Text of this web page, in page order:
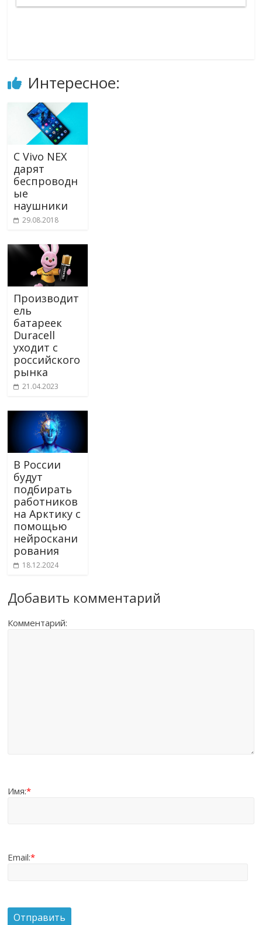
Интересное:
С Vivo NEX
дарят
беспроводн
ые
наушники
29.08.2018
Производит
ель
батареек
Duracell
уходит с
российского
рынка
21.04.2023
В России
будут
подбирать
работников
на Арктику с
помощью
нейроскани
рования
18.12.2024
Добавить комментарий
Комментарий:
Имя:*
Email:*